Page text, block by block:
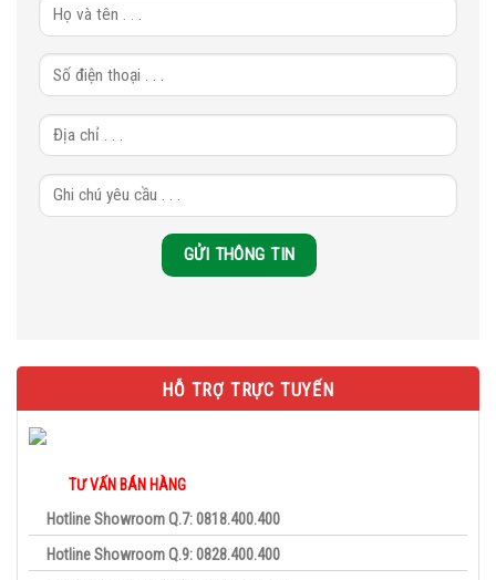
HỖ TRỢ TRỰC TUYẾN
TƯ VẤN BÁN HÀNG
Hotline Showroom Q.7: 0818.400.400
Hotline Showroom Q.9: 0828.400.400